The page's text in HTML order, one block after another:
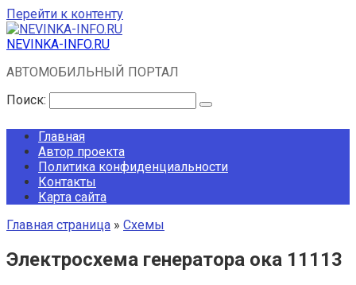
Перейти к контенту
NEVINKA-INFO.RU
АВТОМОБИЛЬНЫЙ ПОРТАЛ
Поиск:
Главная
Автор проекта
Политика конфиденциальности
Контакты
Карта сайта
Главная страница » Схемы
Электросхема генератора ока 11113